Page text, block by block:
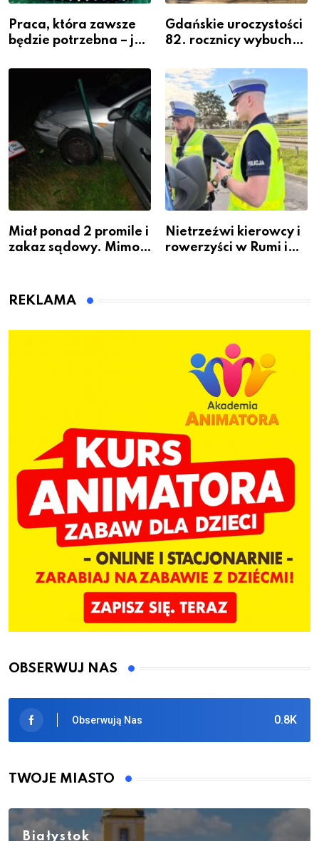
Praca, która zawsze
będzie potrzebna – jak
zawodem przyszłości i
gdzie się go nauczyć?
Gdańskie uroczystości
82. rocznicy wybuchu
Warszawskiego
Miał ponad 2 promile i
zakaz sądowy. Mimo
Bolszewie i uderzył w
Nietrzeźwi kierowcy i
rowerzyści w Rumi i
REKLAMA
OBSERWUJ NAS
0.8K
Obserwują Nas
TWOJE MIASTO
Białystok